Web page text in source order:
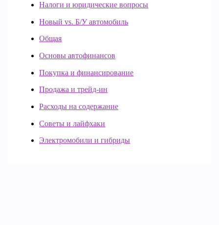
Налоги и юридические вопросы
Новый vs. Б/У автомобиль
Общая
Основы автофинансов
Покупка и финансирование
Продажа и трейд-ин
Расходы на содержание
Советы и лайфхаки
Электромобили и гибриды